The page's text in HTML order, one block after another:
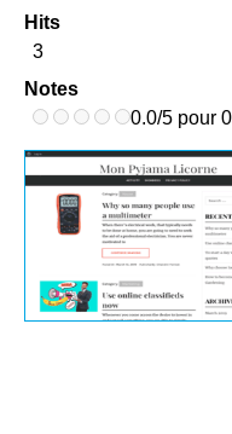
Hits
3
Notes
0.0/5 pour